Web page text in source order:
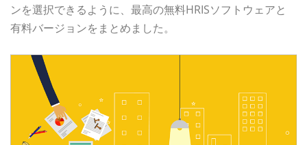
ンを選択できるように、最高の無料HRISソフトウェアと
有料バージョンをまとめました。